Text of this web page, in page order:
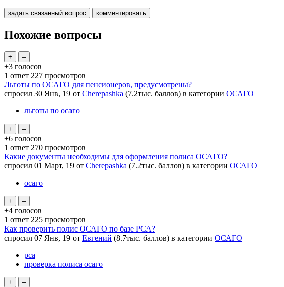
Похожие вопросы
+3 голосов
1 ответ 227 просмотров
Льготы по ОСАГО для пенсионеров, предусмотрены?
спросил 30 Янв, 19 от Cherepashka (7.2тыс. баллов) в категории ОСАГО
льготы по осаго
+6 голосов
1 ответ 270 просмотров
Какие документы необходимы для оформления полиса ОСАГО?
спросил 01 Март, 19 от Cherepashka (7.2тыс. баллов) в категории ОСАГО
осаго
+4 голосов
1 ответ 225 просмотров
Как проверить полис ОСАГО по базе РСА?
спросил 07 Янв, 19 от Евгений (8.7тыс. баллов) в категории ОСАГО
рса
проверка полиса осаго